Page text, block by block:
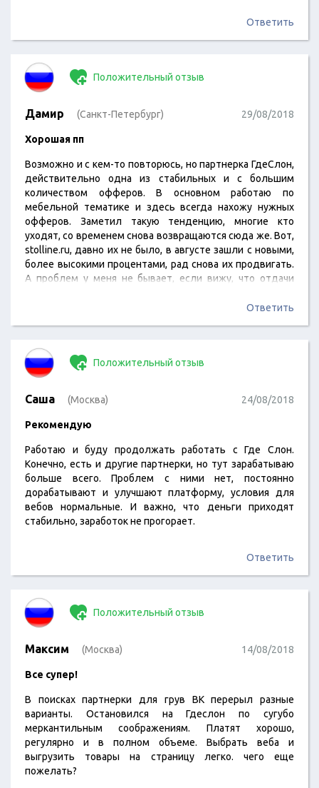
Ответить
Положительный отзыв
Дамир (Санкт-Петербург) 29/08/2018
Хорошая пп
Возможно и с кем-то повторюсь, но партнерка ГдеСлон,
действительно одна из стабильных и с большим
количеством офферов. В основном работаю по
мебельной тематике и здесь всегда нахожу нужных
офферов. Заметил такую тенденцию, многие кто
уходят, со временем снова возвращаются сюда же. Вот,
stolline.ru, давно их не было, в августе зашли с новыми,
более высокими процентами, рад снова их продвигать.
А проблем у меня не бывает, если вижу, что отдачи
Ответить
Положительный отзыв
Саша (Москва) 24/08/2018
Рекомендую
Работаю и буду продолжать работать с Где Слон.
Конечно, есть и другие партнерки, но тут зарабатываю
больше всего. Проблем с ними нет, постоянно
дорабатывают и улучшают платформу, условия для
вебов нормальные. И важно, что деньги приходят
стабильно, заработок не прогорает.
Ответить
Положительный отзыв
Максим (Москва) 14/08/2018
Все супер!
В поисках партнерки для грув ВК перерыл разные
варианты. Остановился на Гдеслон по сугубо
меркантильным соображениям. Платят хорошо,
регулярно и в полном объеме. Выбрать веба и
выгрузить товары на страницу легко. чего еще
пожелать?